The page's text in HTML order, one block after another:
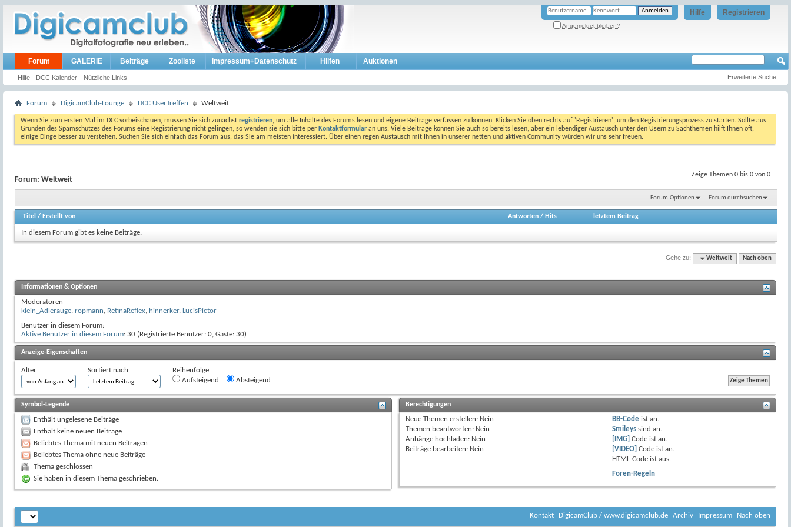
Registrieren
Hilfe
Angemeldet bleiben?
Forum
Hilfe DCC Kalender Nützliche Links
GALERIE Beiträge Zooliste Impressum+Datenschutz Hilfen Auktionen
Erweiterte Suche
Forum DigicamClub-Lounge DCC UserTreffen Weltweit
Wenn Sie zum ersten Mal im DCC vorbeischauen, müssen Sie sich zunächst registrieren, um alle Inhalte des Forums lesen und eigene Beiträge verfassen zu können. Klicken Sie oben rechts auf 'Registrieren', um den Registrierungsprozess zu starten. Sollte aus
Gründen des Spamschutzes des Forums eine Registrierung nicht gelingen, so wenden sie sich bitte per Kontaktformular an uns. Viele Beiträge können Sie auch so bereits lesen, aber ein lebendiger Austausch unter den Usern zu Sachthemen hilft Ihnen oft,
einige Dinge besser zu verstehen. Suchen Sie sich einfach das Forum aus, das Sie am meisten interessiert. Über einen regen Austausch mit Ihnen in unserer netten und aktiven Community würden wir uns sehr freuen.
Zeige Themen 0 bis 0 von 0
Forum: Weltweit
Forum-Optionen Forum durchsuchen
Titel / Erstellt von Antworten / Hits letztem Beitrag
In diesem Forum gibt es keine Beiträge.
Gehe zu: Weltweit Nach oben
Informationen & Optionen
Moderatoren
klein_Adlerauge, ropmann, RetinaReflex, hinnerker, LucisPictor
Benutzer in diesem Forum:
Aktive Benutzer in diesem Forum: 30 (Registrierte Benutzer: 0, Gäste: 30)
Anzeige-Eigenschaften
Alter Sortiert nach
Reihenfolge
Aufsteigend
Absteigend
Symbol-Legende
Enthält ungelesene Beiträge
Enthält keine neuen Beiträge
Beliebtes Thema mit neuen Beiträgen
Beliebtes Thema ohne neue Beiträge
Thema geschlossen
Sie haben in diesem Thema geschrieben.
Berechtigungen
Neue Themen erstellen: Nein
Themen beantworten: Nein
Anhänge hochladen: Nein
Beiträge bearbeiten: Nein
BB-Codeist an.
Smileyssind an.
[IMG] Code ist an.
[VIDEO] Code ist an.
HTML-Code ist aus.
Foren-Regeln
Kontakt DigicamClub / www.digicamclub.de Archiv Impressum Nach oben